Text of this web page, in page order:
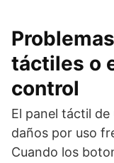
táctiles o
control
El panel táctil
daños por uso
Cuando los